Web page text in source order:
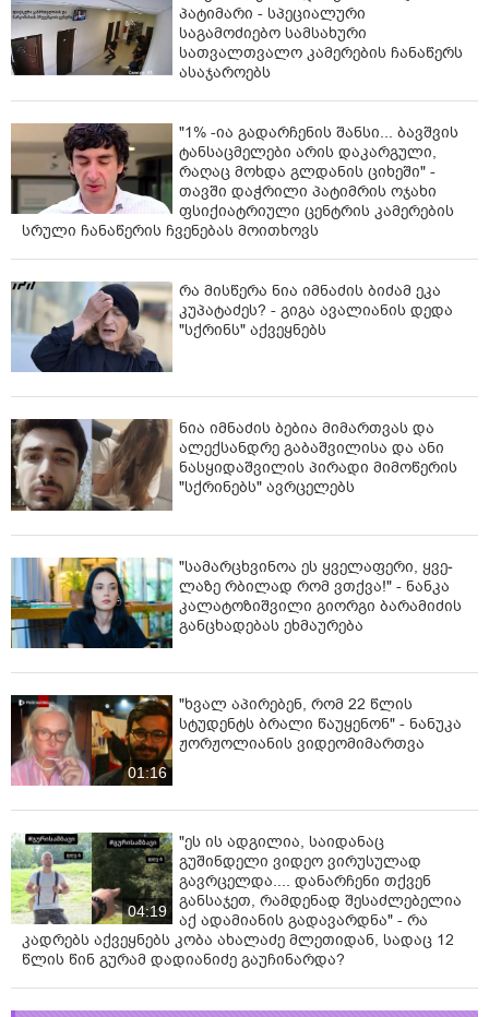
პატიმარი - სპეციალური
საგამოძიებო სამსახური
სათვალთვალო კამერების ჩანაწერს
ასაჯაროებს
"1% -ია გადარჩენის შანსი... ბავშვის
ტანსაცმელები არის დაკარგული,
რაღაც მოხდა გლდანის ციხეში" -
თავში დაჭრილი პატიმრის ოჯახი
ფსიქიატრიული ცენტრის კამერების
სრული ჩანაწერის ჩვენებას მოითხოვს
რა მისწერა ნია იმნაძის ბიძამ ეკა
კუპატაძეს? - გიგა ავალიანის დედა
"სქრინს" აქვეყნებს
ნია იმნაძის ბებია მიმართვას და
ალექსანდრე გაბაშვილისა და ანი
ნასყიდაშვილის პირადი მიმოწერის
"სქრინებს" ავრცელებს
"სა­მარ­ცხვი­ნოა ეს ყვე­ლა­ფე­რი, ყვე­
ლა­ზე რბი­ლად რომ ვთქვა!" - ნანკა
კალატოზიშვილი გიორგი ბარამიძის
განცხადებას ეხმაურება
01:16
"ხვალ აპირებენ, რომ 22 წლის
სტუდენტს ბრალი წაუყენონ" - ნანუკა
ჟორჟოლიანის ვიდეომიმართვა
04:19
"ეს ის ადგილია, საიდანაც
გუშინდელი ვიდეო ვირუსულად
გავრცელდა.... დანარჩენი თქვენ
განსაჯეთ, რამდენად შესაძლებელია
აქ ადამიანის გადავარდნა" - რა
კადრებს აქვეყნებს კობა ახალაძე მლეთიდან, სადაც 12
წლის წინ გურამ დადიანიძე გაუჩინარდა?